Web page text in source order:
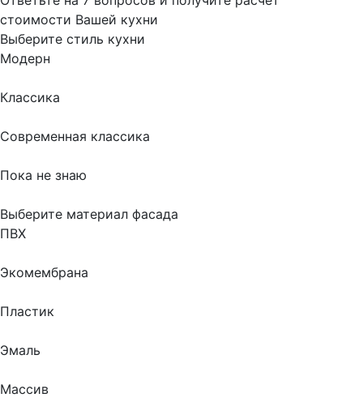
стоимости Вашей кухни
Выберите стиль кухни
Модерн
Классика
Современная классика
Пока не знаю
Выберите материал фасада
ПВХ
Экомембрана
Пластик
Эмаль
Массив